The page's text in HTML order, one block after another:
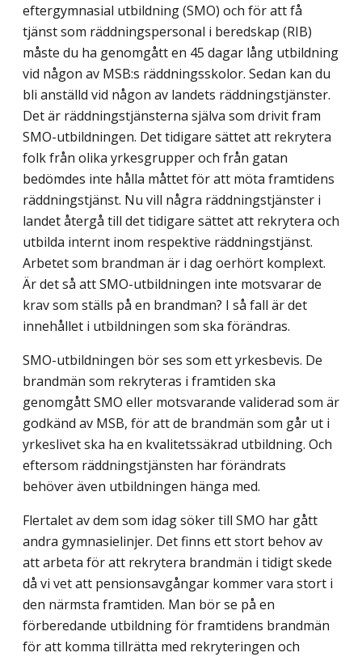
eftergymnasial utbildning (SMO) och för att få
tjänst som räddningspersonal i beredskap (RIB)
måste du ha genomgått en 45 dagar lång utbildning
vid någon av MSB:s räddningsskolor. Sedan kan du
bli anställd vid någon av landets räddningstjänster.
Det är räddningstjänsterna själva som drivit fram
SMO-utbildningen. Det tidigare sättet att rekrytera
folk från olika yrkesgrupper och från gatan
bedömdes inte hålla måttet för att möta framtidens
räddningstjänst. Nu vill några räddningstjänster i
landet återgå till det tidigare sättet att rekrytera och
utbilda internt inom respektive räddningstjänst.
Arbetet som brandman är i dag oerhört komplext.
Är det så att SMO-utbildningen inte motsvarar de
krav som ställs på en brandman? I så fall är det
innehållet i utbildningen som ska förändras.
SMO-utbildningen bör ses som ett yrkesbevis. De
brandmän som rekryteras i framtiden ska
genomgått SMO eller motsvarande validerad som är
godkänd av MSB, för att de brandmän som går ut i
yrkeslivet ska ha en kvalitetssäkrad utbildning. Och
eftersom räddningstjänsten har förändrats
behöver även utbildningen hänga med.
Flertalet av dem som idag söker till SMO har gått
andra gymnasielinjer. Det finns ett stort behov av
att arbeta för att rekrytera brandmän i tidigt skede
då vi vet att pensionsavgångar kommer vara stort i
den närmsta framtiden. Man bör se på en
förberedande utbildning för framtidens brandmän
för att komma tillrätta med rekryteringen och